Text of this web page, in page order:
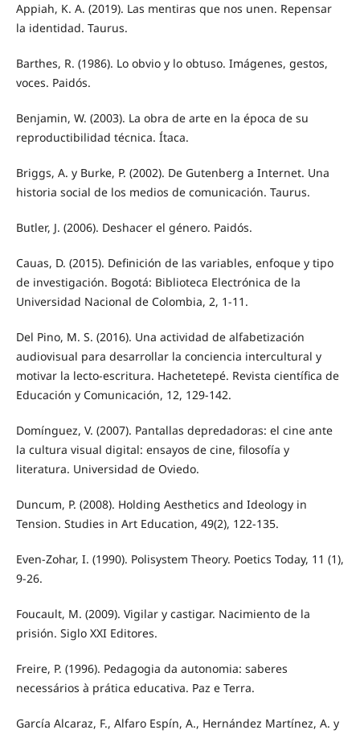
Appiah, K. A. (2019). Las mentiras que nos unen. Repensar
la identidad. Taurus.
Barthes, R. (1986). Lo obvio y lo obtuso. Imágenes, gestos,
voces. Paidós.
Benjamin, W. (2003). La obra de arte en la época de su
reproductibilidad técnica. Ítaca.
Briggs, A. y Burke, P. (2002). De Gutenberg a Internet. Una
historia social de los medios de comunicación. Taurus.
Butler, J. (2006). Deshacer el género. Paidós.
Cauas, D. (2015). Definición de las variables, enfoque y tipo
de investigación. Bogotá: Biblioteca Electrónica de la
Universidad Nacional de Colombia, 2, 1-11.
Del Pino, M. S. (2016). Una actividad de alfabetización
audiovisual para desarrollar la conciencia intercultural y
motivar la lecto-escritura. Hachetetepé. Revista científica de
Educación y Comunicación, 12, 129-142.
Domínguez, V. (2007). Pantallas depredadoras: el cine ante
la cultura visual digital: ensayos de cine, filosofía y
literatura. Universidad de Oviedo.
Duncum, P. (2008). Holding Aesthetics and Ideology in
Tension. Studies in Art Education, 49(2), 122-135.
Even-Zohar, I. (1990). Polisystem Theory. Poetics Today, 11 (1),
9-26.
Foucault, M. (2009). Vigilar y castigar. Nacimiento de la
prisión. Siglo XXI Editores.
Freire, P. (1996). Pedagogia da autonomia: saberes
necessários à prática educativa. Paz e Terra.
García Alcaraz, F., Alfaro Espín, A., Hernández Martínez, A. y